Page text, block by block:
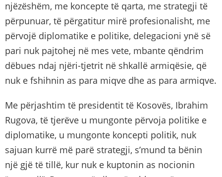
njëzëshëm, me koncepte të qarta, me strategji të
përpunuar, të përgatitur mirë profesionalisht, me
përvojë diplomatike e politike, delegacioni ynë së
pari nuk pajtohej në mes vete, mbante qëndrim
dëbues ndaj njëri-tjetrit në shkallë armiqësie, që
nuk e fshihnin as para miqve dhe as para armiqve.
Me përjashtim të presidentit të Kosovës, Ibrahim
Rugova, të tjerëve u mungonte përvoja politike e
diplomatike, u mungonte koncepti politik, nuk
sajuan kurrë më parë strategji, s’mund ta bënin
një gjë të tillë, kur nuk e kuptonin as nocionin